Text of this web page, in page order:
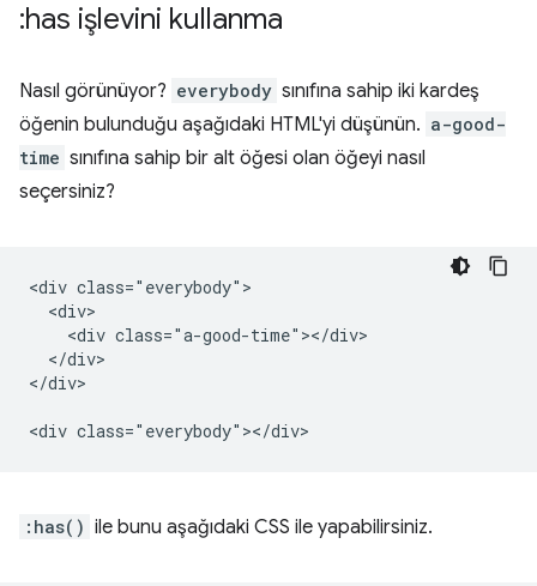
:has işlevini kullanma
Nasıl görünüyor? everybody sınıfına sahip iki kardeş
öğenin bulunduğu aşağıdaki HTML'yi düşünün. a-good-
time sınıfına sahip bir alt öğesi olan öğeyi nasıl
seçersiniz?
<div class="everybody">
  <div>
    <div class="a-good-time"></div>
  </div>
</div>
:has() ile bunu aşağıdaki CSS ile yapabilirsiniz.